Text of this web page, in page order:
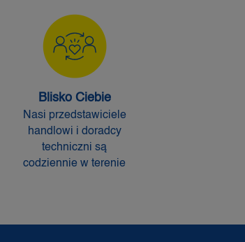
Blisko Ciebie
Nasi przedstawiciele
handlowi i doradcy
techniczni są
codziennie w terenie